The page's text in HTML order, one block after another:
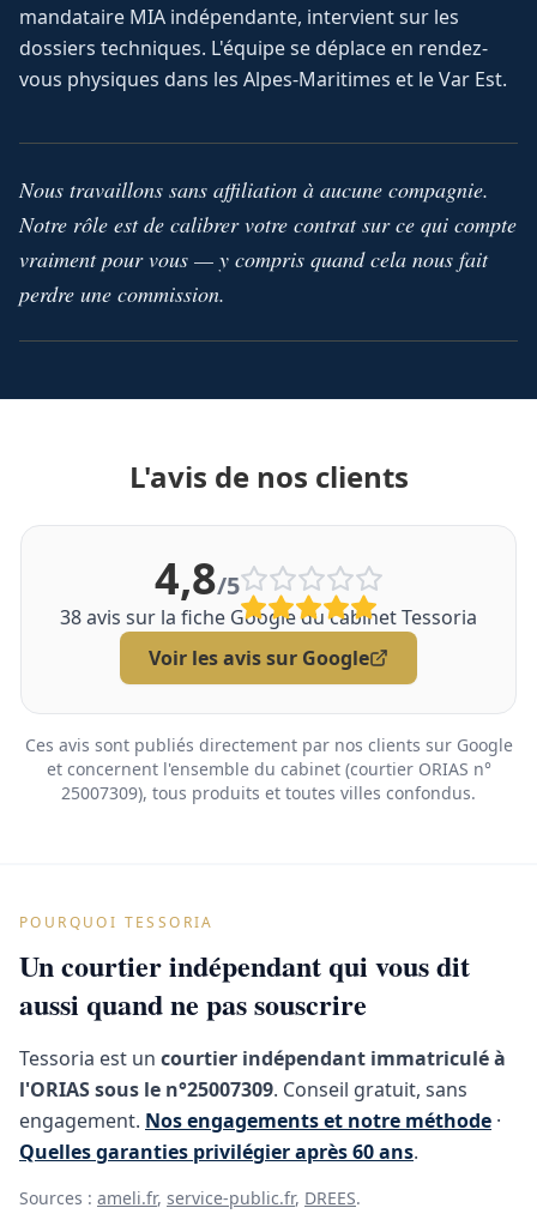
mandataire MIA indépendante, intervient sur les
dossiers techniques. L'équipe se déplace en rendez-
vous physiques dans les Alpes-Maritimes et le Var Est.
Nous travaillons sans affiliation à aucune compagnie.
Notre rôle est de calibrer votre contrat sur ce qui compte
vraiment pour vous — y compris quand cela nous fait
perdre une commission.
L'avis de nos clients
4,8/5
38avis sur la fiche Google du cabinet Tessoria
Voir les avis sur Google
Ces avis sont publiés directement par nos clients sur Google
et concernent l'ensemble du cabinet (courtier ORIAS n°
25007309), tous produits et toutes villes confondus.
POURQUOI TESSORIA
Un courtier indépendant qui vous dit
aussi quand ne pas souscrire
Tessoria est un courtier indépendant immatriculé à
l'ORIAS sous le n°25007309. Conseil gratuit, sans
engagement. Nos engagements et notre méthode ·
Quelles garanties privilégier après 60 ans.
Sources : ameli.fr, service-public.fr, DREES.